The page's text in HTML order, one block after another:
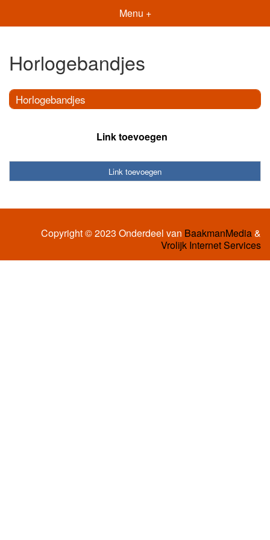
Menu +
Horlogebandjes
Horlogebandjes
Link toevoegen
Link toevoegen
Copyright © 2023 Onderdeel van BaakmanMedia&
Vrolijk Internet Services